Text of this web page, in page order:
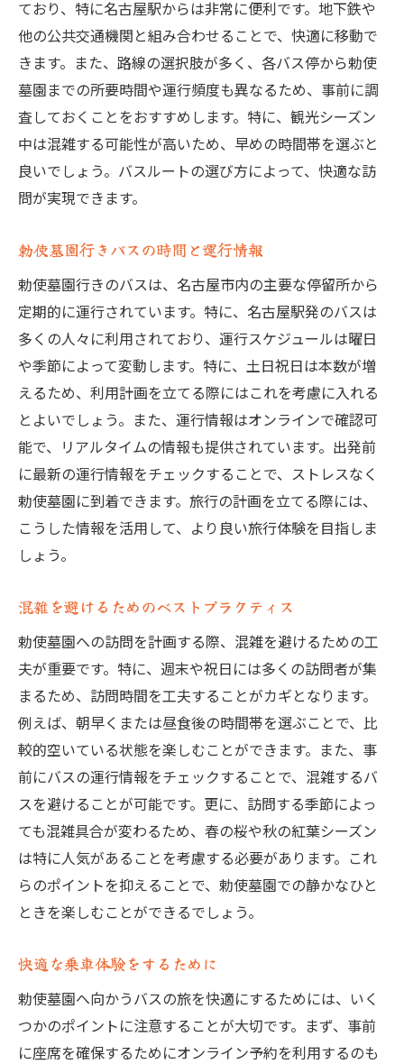
ており、特に名古屋駅からは非常に便利です。地下鉄や
他の公共交通機関と組み合わせることで、快適に移動で
きます。また、路線の選択肢が多く、各バス停から勅使
墓園までの所要時間や運行頻度も異なるため、事前に調
査しておくことをおすすめします。特に、観光シーズン
中は混雑する可能性が高いため、早めの時間帯を選ぶと
良いでしょう。バスルートの選び方によって、快適な訪
問が実現できます。
勅使墓園行きバスの時間と運行情報
勅使墓園行きのバスは、名古屋市内の主要な停留所から
定期的に運行されています。特に、名古屋駅発のバスは
多くの人々に利用されており、運行スケジュールは曜日
や季節によって変動します。特に、土日祝日は本数が増
えるため、利用計画を立てる際にはこれを考慮に入れる
とよいでしょう。また、運行情報はオンラインで確認可
能で、リアルタイムの情報も提供されています。出発前
に最新の運行情報をチェックすることで、ストレスなく
勅使墓園に到着できます。旅行の計画を立てる際には、
こうした情報を活用して、より良い旅行体験を目指しま
しょう。
混雑を避けるためのベストプラクティス
勅使墓園への訪問を計画する際、混雑を避けるための工
夫が重要です。特に、週末や祝日には多くの訪問者が集
まるため、訪問時間を工夫することがカギとなります。
例えば、朝早くまたは昼食後の時間帯を選ぶことで、比
較的空いている状態を楽しむことができます。また、事
前にバスの運行情報をチェックすることで、混雑するバ
スを避けることが可能です。更に、訪問する季節によっ
ても混雑具合が変わるため、春の桜や秋の紅葉シーズン
は特に人気があることを考慮する必要があります。これ
らのポイントを抑えることで、勅使墓園での静かなひと
ときを楽しむことができるでしょう。
快適な乗車体験をするために
勅使墓園へ向かうバスの旅を快適にするためには、いく
つかのポイントに注意することが大切です。まず、事前
に座席を確保するためにオンライン予約を利用するのも